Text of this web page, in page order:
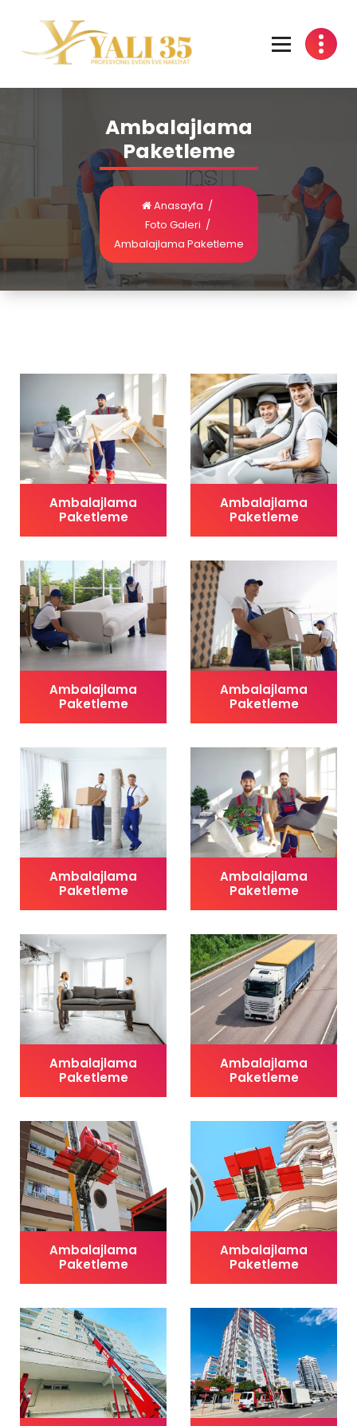
Ambalajlama
Paketleme
Anasayfa /
Foto Galeri /
Ambalajlama Paketleme
Ambalajlama
Paketleme
Ambalajlama
Paketleme
Ambalajlama
Paketleme
Ambalajlama
Paketleme
Ambalajlama
Paketleme
Ambalajlama
Paketleme
Ambalajlama
Paketleme
Ambalajlama
Paketleme
Ambalajlama
Paketleme
Ambalajlama
Paketleme